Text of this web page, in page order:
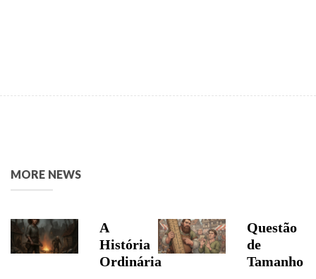
MORE NEWS
A
História
Ordinária
Questão
de
Tamanho